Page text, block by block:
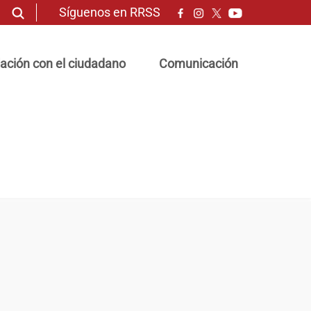
Síguenos en RRSS
con el ciudadano Comunicación